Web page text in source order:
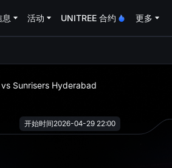
活动 UNITREE 合约 更多
Sunrisers Hyderabad
开始时间2026-04-29 22:00